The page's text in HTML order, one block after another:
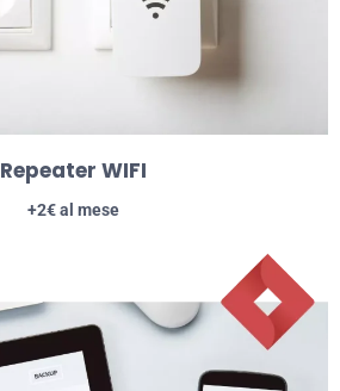
Repeater WIFI
+2€ al mese